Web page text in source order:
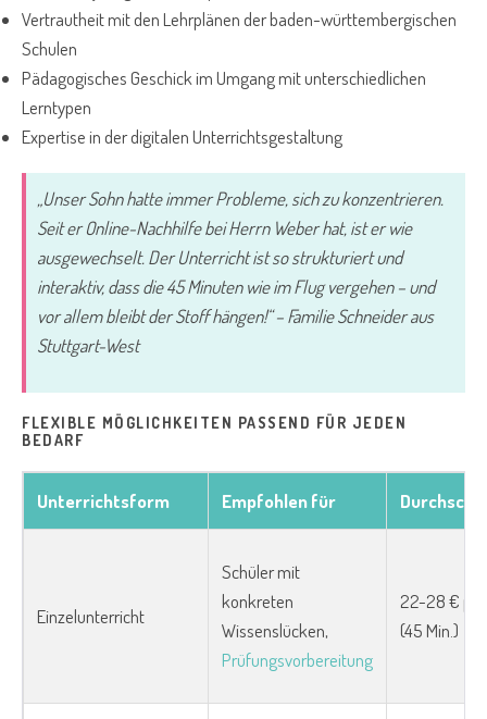
Vertrautheit mit den Lehrplänen der baden-württembergischen
Schulen
Pädagogisches Geschick im Umgang mit unterschiedlichen
Lerntypen
Expertise in der digitalen Unterrichtsgestaltung
„Unser Sohn hatte immer Probleme, sich zu konzentrieren.
Seit er Online-Nachhilfe bei Herrn Weber hat, ist er wie
ausgewechselt. Der Unterricht ist so strukturiert und
interaktiv, dass die 45 Minuten wie im Flug vergehen – und
vor allem bleibt der Stoff hängen!“ – Familie Schneider aus
Stuttgart-West
FLEXIBLE MÖGLICHKEITEN PASSEND FÜR JEDEN
BEDARF
Unterrichtsform Empfohlen für
Einzelunterricht
Schüler mit
konkreten
Wissenslücken,
Prüfungsvorbereitung
22-28 €
(45 Min.)